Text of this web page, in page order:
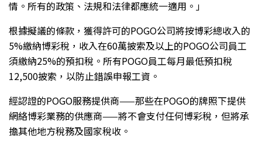
情。所有的政策、法規和法律都應統一適用。」
根據擬議的條款，獲得許可的POGO公司將按博彩總收入的
5%繳納博彩稅，收入在60萬披索及以上的POGO公司員工
須繳納25%的預扣稅。所有POGO員工每月最低預扣稅
12,500披索，以防止錯誤申報工資。
經認證的POGO服務提供商——那些在POGO的牌照下提供
網絡博彩業務的供應商——將不會支付任何博彩稅，但將承
擔其他地方稅務及國家稅收。